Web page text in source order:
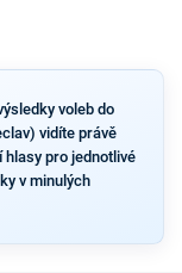
voleb do
vidíte právě
pro jednotlivé
v minulých